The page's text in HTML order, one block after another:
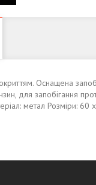
Оснащена
для запобігання
метал Розміри: